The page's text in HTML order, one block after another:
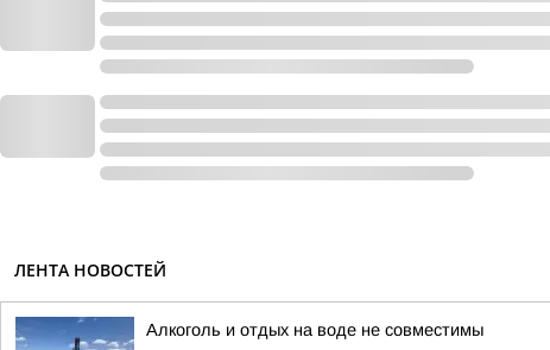
ЛЕНТА НОВОСТЕЙ
Алкоголь и отдых на воде не совместимы